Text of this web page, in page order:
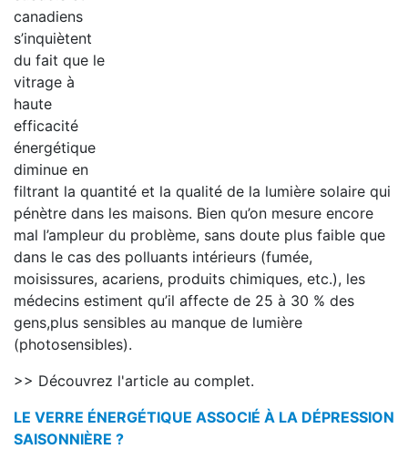
canadiens
s’inquiètent
du fait que le
vitrage à
haute
efficacité
énergétique
diminue en
filtrant la quantité et la qualité de la lumière solaire qui
pénètre dans les maisons. Bien qu’on mesure encore
mal l’ampleur du problème, sans doute plus faible que
dans le cas des polluants intérieurs (fumée,
moisissures, acariens, produits chimiques, etc.), les
médecins estiment qu’il affecte de 25 à 30 % des
gens,plus sensibles au manque de lumière
(photosensibles).
>> Découvrez l'article au complet.
LE VERRE ÉNERGÉTIQUE ASSOCIÉ À LA DÉPRESSION
SAISONNIÈRE ?